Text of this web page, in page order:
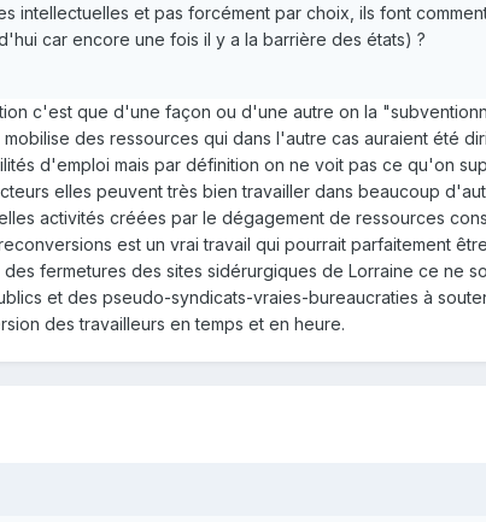
intellectuelles et pas forcément par choix, ils font
car encore une fois il y a la barrière des états) ?
c'est que d'une façon ou d'une autre on la
des ressources qui dans l'autre cas auraient été
d'emploi mais par définition on ne voit pas ce qu'on
elles peuvent très bien travailler dans beaucoup
activités créées par le dégagement de ressources
est un vrai travail qui pourrait parfaitement
fermetures des sites sidérurgiques de Lorraine ce ne
et des pseudo-syndicats-vraies-bureaucraties à
des travailleurs en temps et en heure.